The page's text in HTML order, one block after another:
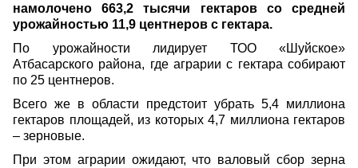
намолочено 663,2 тысячи гектаров со средней
урожайностью 11,9 центнеров с гектара.
По урожайности лидирует ТОО «Шуйское»
Атбасарского района, где аграрии с гектара собирают
по 25 центнеров.
Всего же в области предстоит убрать 5,4 миллиона
гектаров площадей, из которых 4,7 миллиона гектаров
– зерновые.
При этом аграрии ожидают, что валовый сбор зерна